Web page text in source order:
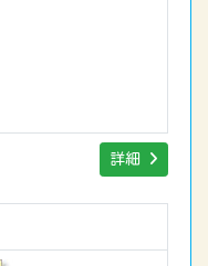
詳細